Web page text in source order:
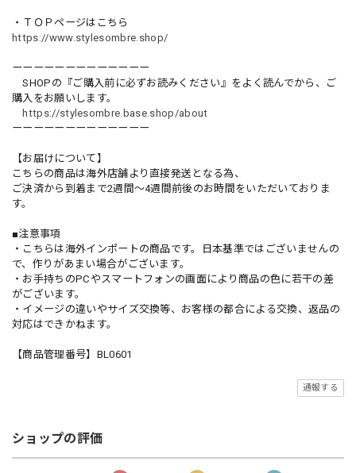
・ＴＯＰページはこちら
https://www.stylesombre.shop/
ーーーーーーーーーーーーー
SHOPの『ご購入前に必ずお読みください』をよく読んでから、ご
購入をお願いします。
https://stylesombre.base.shop/about
ーーーーーーーーーーーーー
【お届けについて】
こちらの商品は海外店舗より直接発送となる為、
ご決済から到着まで2週間〜4週間前後のお時間をいただいておりま
す。
■注意事項
・こちらは海外インポートの商品です。日本基準ではございませんの
で、作りがあまい場合がございます。
・お手持ちのPCやスマートフォンの画面により商品の色に若干の差
がございます。
・イメージの違いやサイズ交換等、お客様の都合による交換、返品の
対応はできかねます。
【商品管理番号】BL0601
通報する
ショップの評価